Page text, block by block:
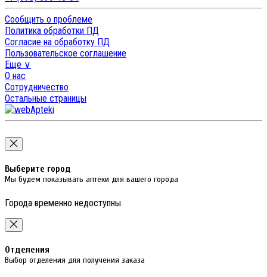
Сообщить о проблеме
Политика обработки ПД
Согласие на обработку ПД
Пользовательское соглашение
Еще ∨
О нас
Сотрудничество
Остальные страницы
Выберите город
Мы будем показывать аптеки для вашего города
Города временно недоступны.
Отделения
Выбор отделения для получения заказа